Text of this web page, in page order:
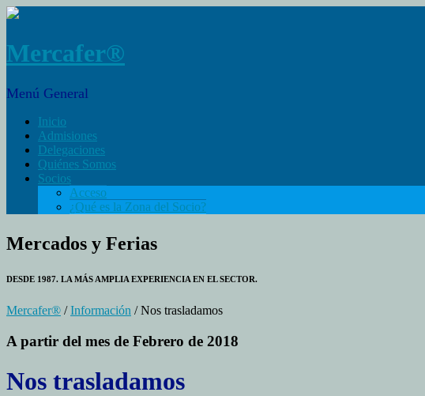
Mercafer®
Menú General
Inicio
Admisiones
Delegaciones
Quiénes Somos
Socios
Acceso
¿Qué es la Zona del Socio?
Mercados y Ferias
DESDE 1987. LA MÁS AMPLIA EXPERIENCIA EN EL SECTOR.
Mercafer® /Información / Nos trasladamos
A partir del mes de Febrero de 2018
Nos trasladamos